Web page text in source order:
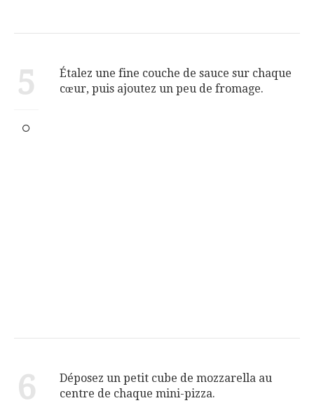
5
Étalez une fine couche de sauce sur chaque
cœur, puis ajoutez un peu de fromage.
6
Déposez un petit cube de mozzarella au
centre de chaque mini-pizza.